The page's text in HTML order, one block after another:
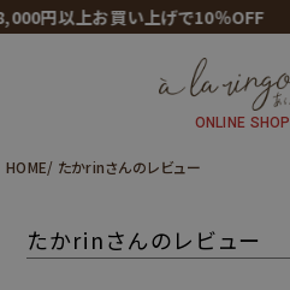
円以上お買い上げで10％OFF
ONLINE SHOP
HOME たかrinさんのレビュー
たかrinさんのレビュー